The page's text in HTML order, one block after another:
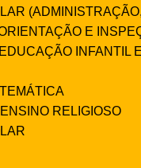
(ADMINISTRAÇÃO,
E
INFANTIL
RELIGIOSO